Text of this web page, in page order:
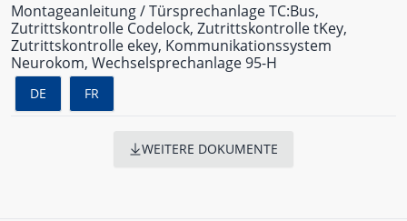
Montageanleitung / Türsprechanlage TC:Bus,
Zutrittskontrolle Codelock, Zutrittskontrolle tKey,
Zutrittskontrolle ekey, Kommunikationssystem
Neurokom, Wechselsprechanlage 95-H
DE FR
WEITERE DOKUMENTE